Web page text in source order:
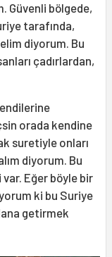
Güvenli bölgede,
tarafında,
diyorum. Bu
çadırlardan,
orada kendine
suretiyle onları
diyorum. Bu
Eğer böyle bir
ki bu Suriye
getirmek